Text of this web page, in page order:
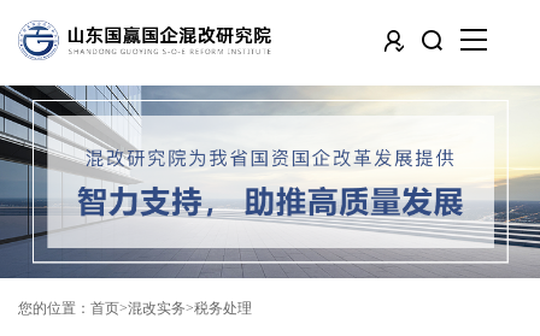
您的位置： 首页 混改实务 税务处理